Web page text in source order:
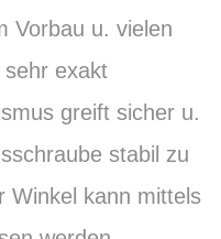
Vorbau u. vielen
sehr exakt
greift sicher u.
stabil zu
Winkel kann mittels